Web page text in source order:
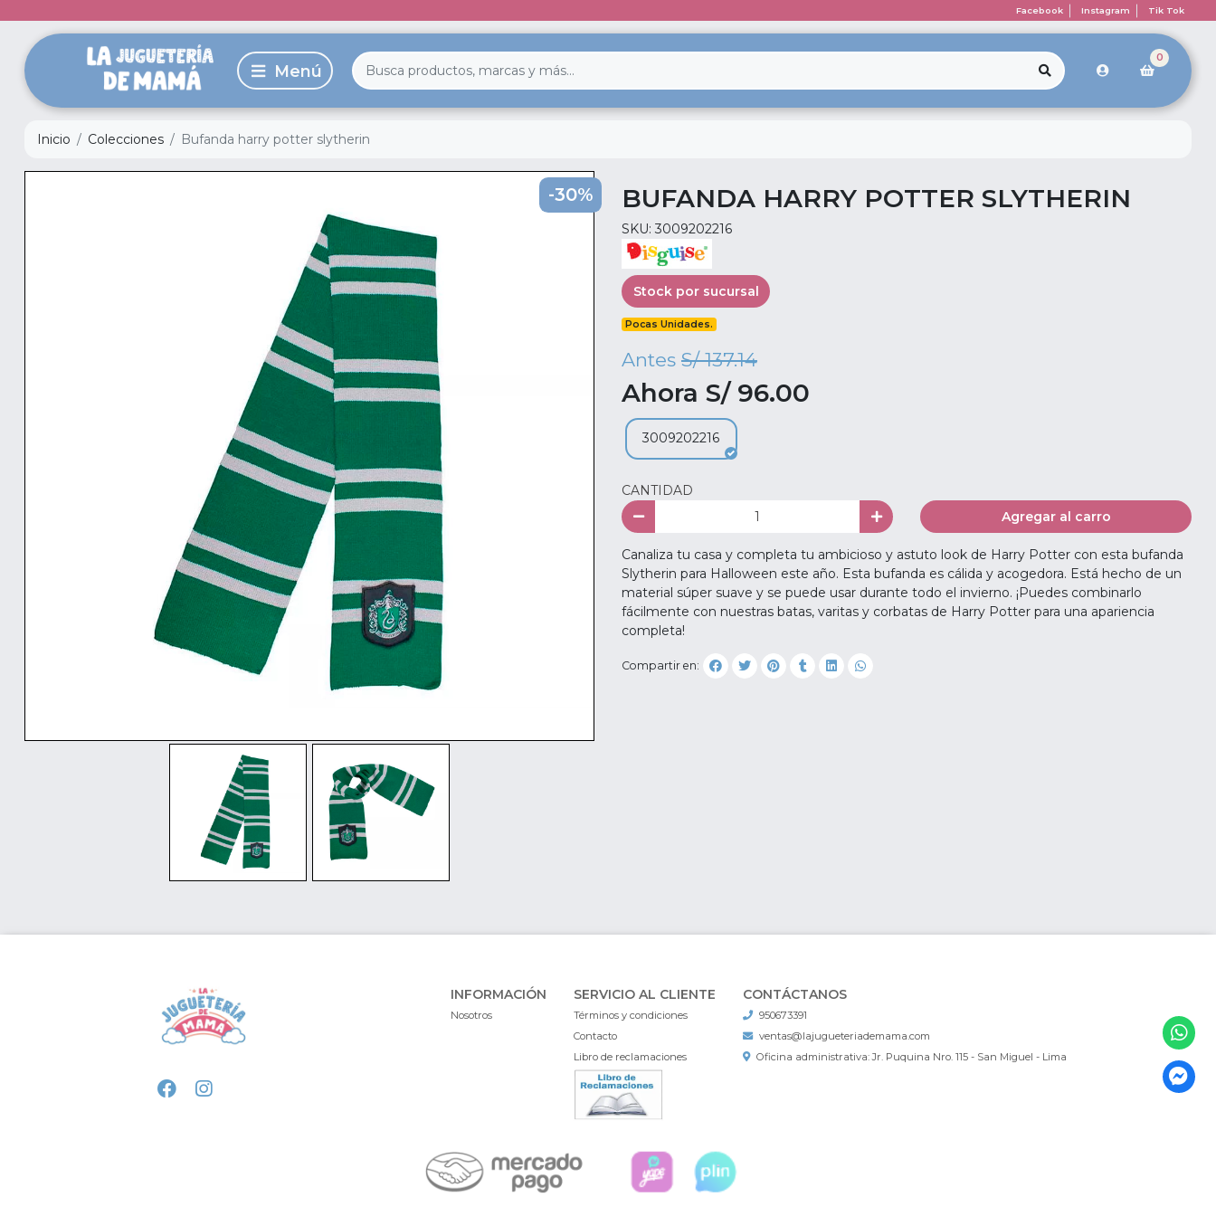
Facebook Instagram Tik Tok
0
Inicio Colecciones Bufanda harry potter slytherin
-30% BUFANDA HARRY POTTER SLYTHERIN
SKU: 3009202216
Stock por sucursal
Pocas Unidades.
Antes S/ 137.14
Ahora S/ 96.00
3009202216
CANTIDAD
Agregar al carro
Canaliza tu casa y completa tu ambicioso y astuto look de Harry Potter con esta bufanda
Slytherin para Halloween este año. Esta bufanda es cálida y acogedora. Está hecho de un
material súper suave y se puede usar durante todo el invierno. ¡Puedes combinarlo
fácilmente con nuestras batas, varitas y corbatas de Harry Potter para una apariencia
completa!
Compartir en:
INFORMACIÓN
Nosotros
SERVICIO AL CLIENTE
Términos y condiciones
Contacto
Libro de reclamaciones
CONTÁCTANOS
950673391
ventas@lajugueteriademama.com
Oficina administrativa: Jr. Puquina Nro. 115 - San Miguel - Lima